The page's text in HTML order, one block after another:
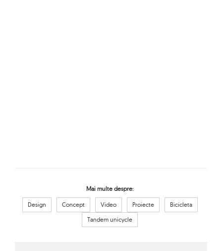
Mai multe despre:
Design Concept Video Proiecte
Bicicleta
Tandem unicycle